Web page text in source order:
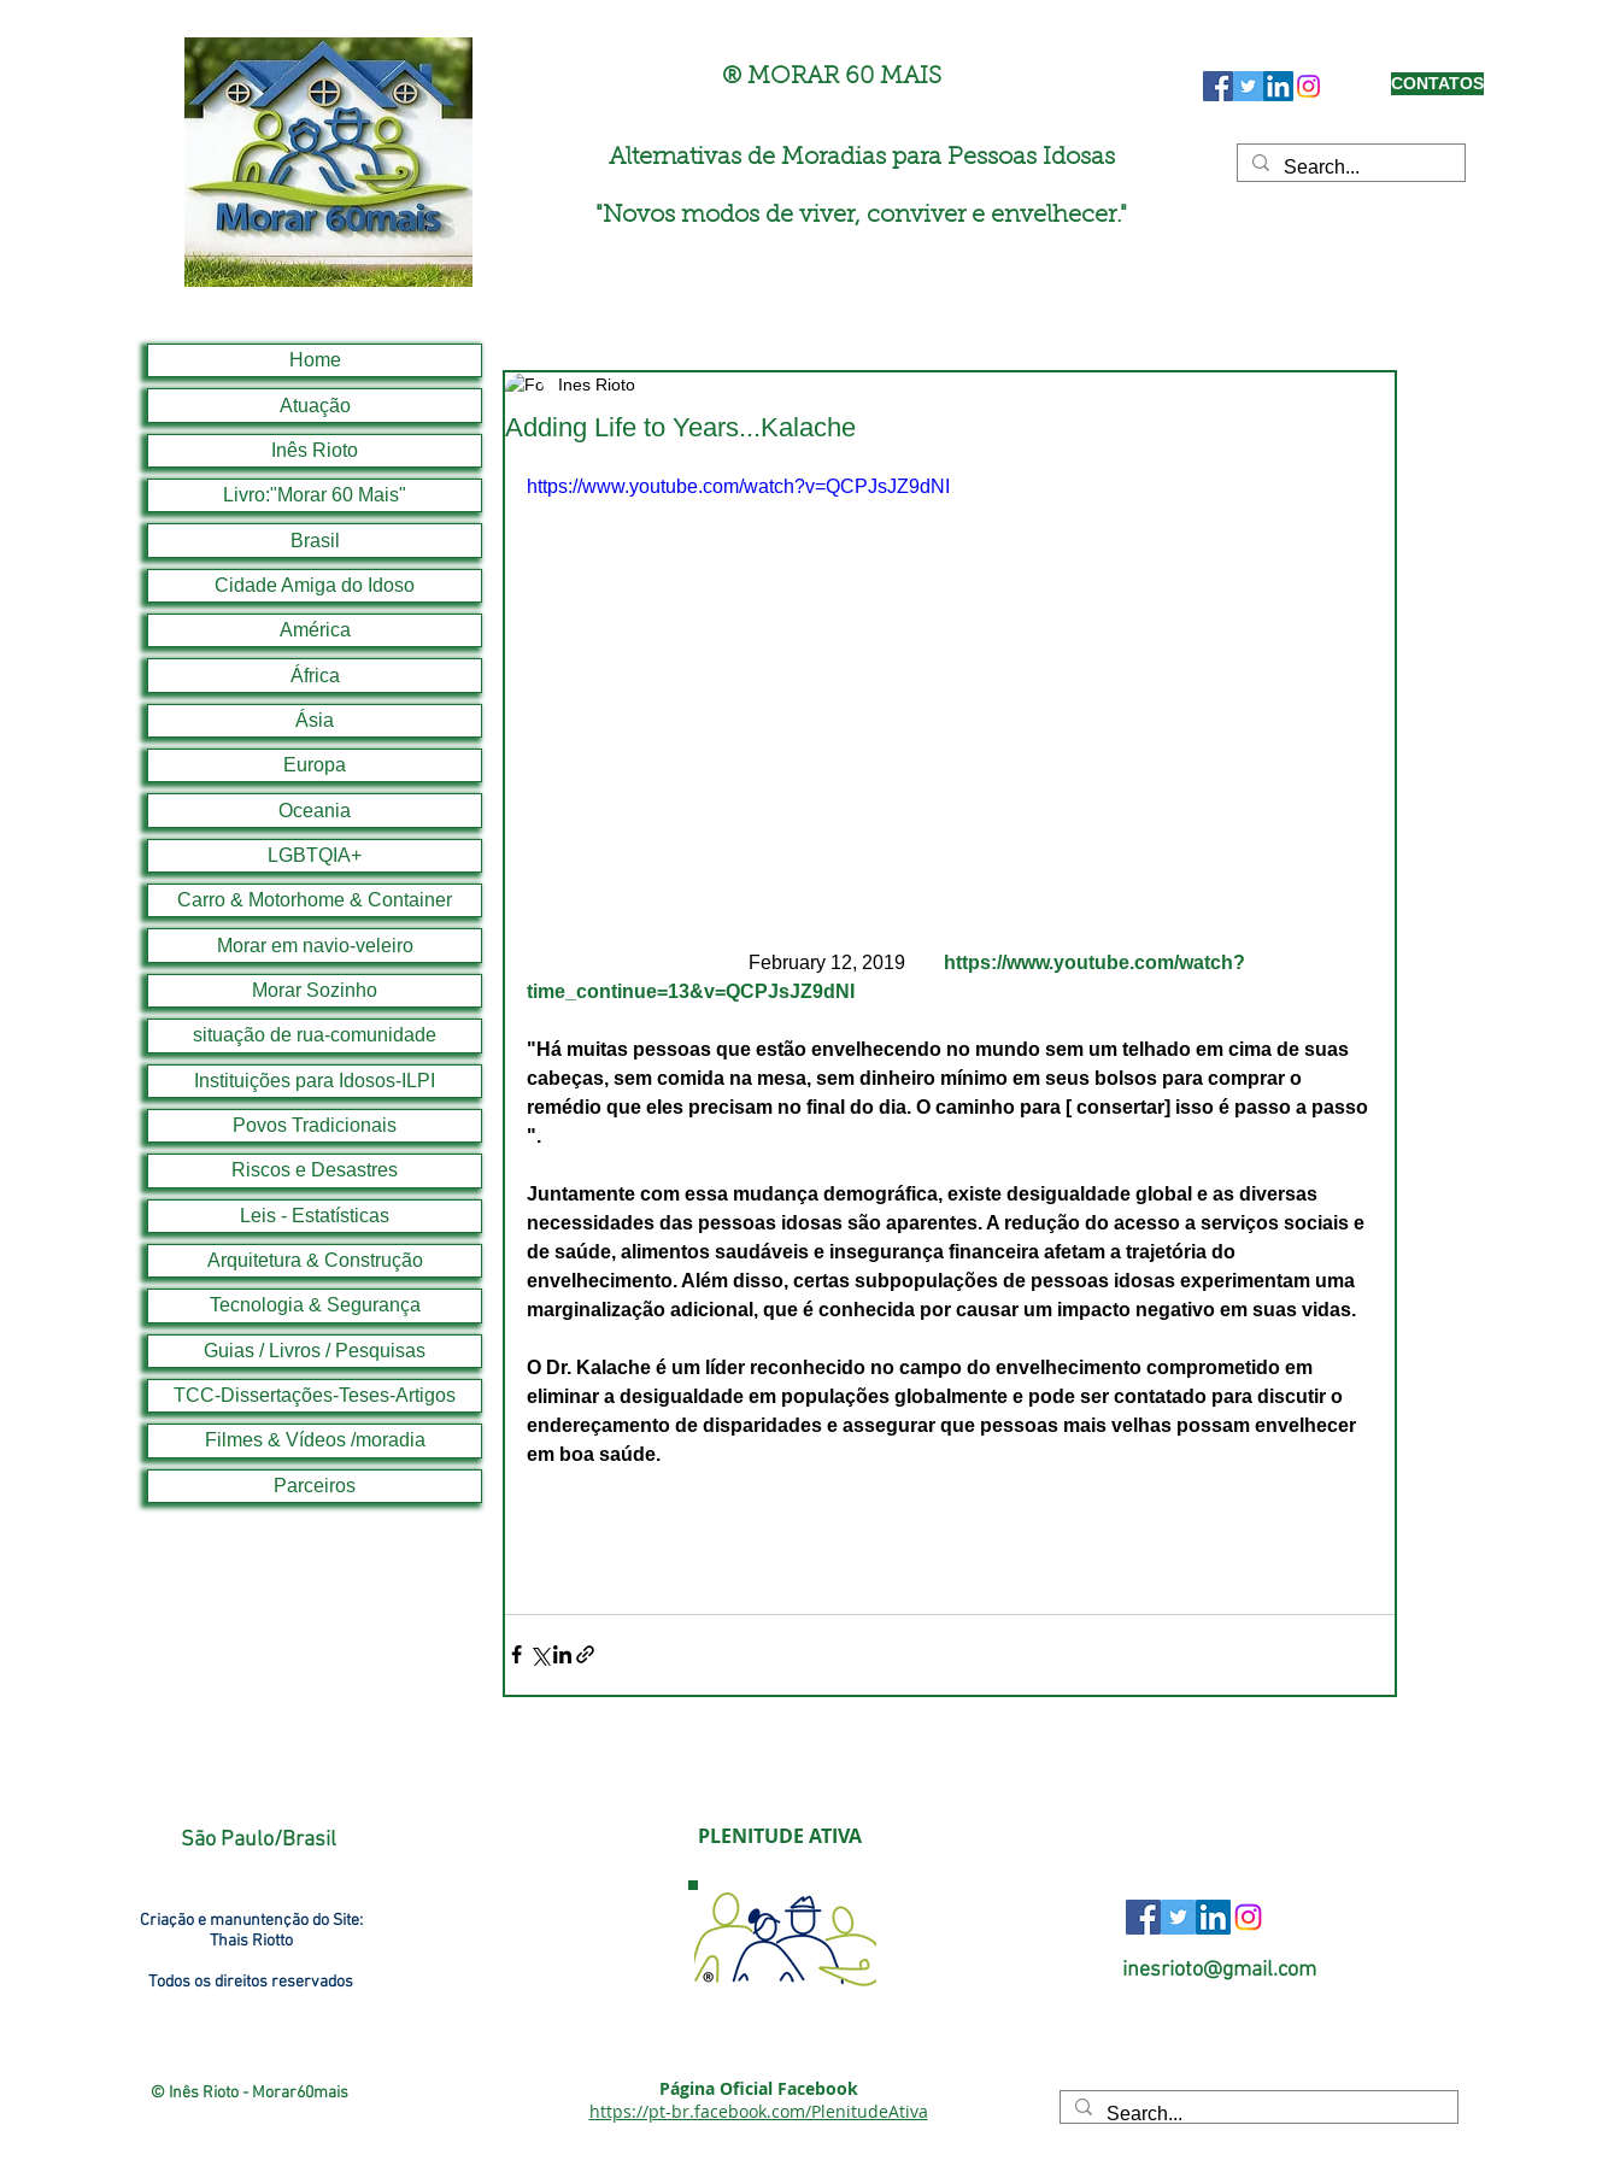
® MORAR 60 MAIS
Alternativas de Moradias para Pessoas Idosas
"Novos modos de viver, conviver e envelhecer."
CONTATOS
Adding Life to Years...Kalache
Ines Rioto
https://www.youtube.com/watch?v=QCPJsJZ9dNI
                                              February 12, 2019
  https://www.youtube.com/watch?
time_continue=13&v=QCPJsJZ9dNI
"Há muitas pessoas que estão envelhecendo no mundo sem um telhado em cima de suas
cabeças, sem comida na mesa, sem dinheiro mínimo em seus bolsos para comprar o
remédio que eles precisam no final do dia. O caminho para [ consertar] isso é passo a passo
".
Juntamente com essa mudança demográfica, existe desigualdade global e as diversas
necessidades das pessoas idosas são aparentes. A redução do acesso a serviços sociais e
de saúde, alimentos saudáveis e insegurança financeira afetam a trajetória do
envelhecimento. Além disso, certas subpopulações de pessoas idosas experimentam uma
marginalização adicional, que é conhecida por causar um impacto negativo em suas vidas.
O Dr. Kalache é um líder reconhecido no campo do envelhecimento comprometido em
eliminar a desigualdade em populações globalmente e pode ser contatado para discutir o
endereçamento de disparidades e assegurar que pessoas mais velhas possam envelhecer
em boa saúde.
Home
Atuação
Inês Rioto
Livro:"Morar 60 Mais"
Brasil
Cidade Amiga do Idoso
América
África
Ásia
Europa
Oceania
LGBTQIA+
Carro & Motorhome & Container
Morar em navio-veleiro
Morar Sozinho
situação de rua-comunidade
Instituições para Idosos-ILPI
Povos Tradicionais
Riscos e Desastres
Leis - Estatísticas
Arquitetura & Construção
Tecnologia & Segurança
Guias / Livros / Pesquisas
TCC-Dissertações-Teses-Artigos
Filmes & Vídeos /moradia
Parceiros
São Paulo/Brasil
Criação e manuntenção do Site:
Thais Riotto
Todos os direitos reservados
© Inês Rioto - Morar60mais
PLENITUDE ATIVA
Página Oficial Facebook
https://pt-br.facebook.com/PlenitudeAtiva
inesrioto@gmail.com